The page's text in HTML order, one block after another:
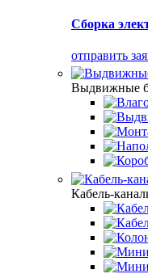
Сборка
отправить
Выдвижные
Кабель-